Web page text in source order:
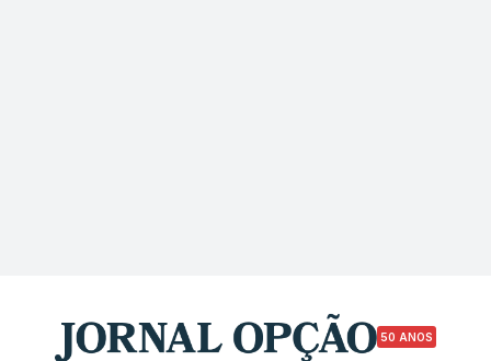
50 ANOS